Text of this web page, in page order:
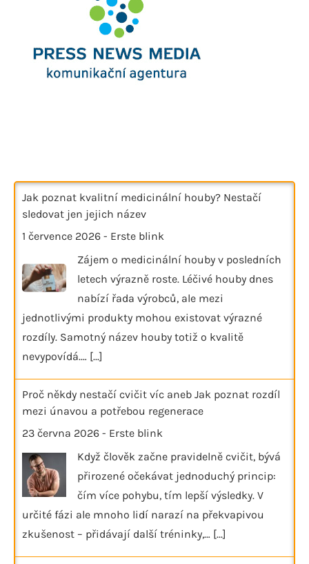
Jak poznat kvalitní medicinální houby? Nestačí
sledovat jen jejich název
1 července 2026 - Erste blink
Zájem o medicinální houby v posledních
letech výrazně roste. Léčivé houby dnes
nabízí řada výrobců, ale mezi
jednotlivými produkty mohou existovat výrazné
rozdíly. Samotný název houby totiž o kvalitě
nevypovídá.… [...]
Proč někdy nestačí cvičit víc aneb Jak poznat rozdíl
mezi únavou a potřebou regenerace
23 června 2026 - Erste blink
Když člověk začne pravidelně cvičit, bývá
přirozené očekávat jednoduchý princip:
čím více pohybu, tím lepší výsledky. V
určité fázi ale mnoho lidí narazí na překvapivou
zkušenost – přidávají další tréninky,… [...]